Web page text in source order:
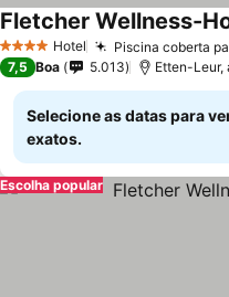
4 EstrelasHotel Piscina coberta
Fletcher Wellness-
7,5 Boa 5.013 Etten-Leur,
Selecione as datas para
exatos.
Escolha popular